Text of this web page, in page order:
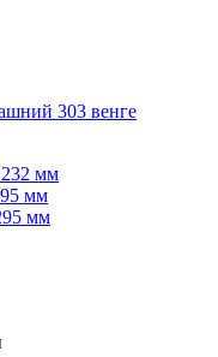
303 венге
мм
мм
мм